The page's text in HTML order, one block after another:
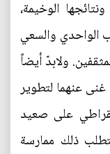
الوخيمة،
الواحدي والسعي
ولابدّ أيضاً
غنى عنهما لتطوير
على صعيد
ذلك ممارسة